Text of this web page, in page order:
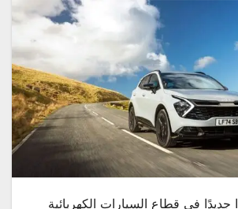
جديدًا في قطاع السيارات الكهربائية